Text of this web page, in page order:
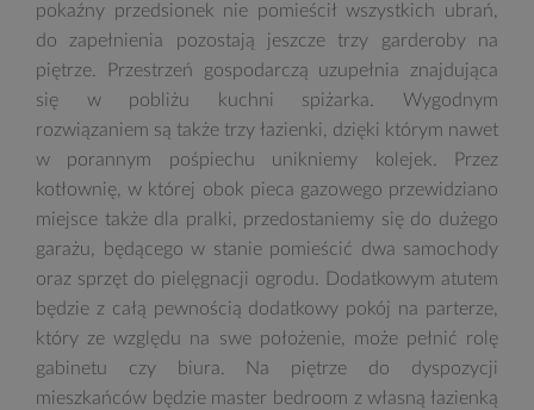
pokaźny przedsionek nie pomieścił wszystkich ubrań,
do zapełnienia pozostają jeszcze trzy garderoby na
piętrze. Przestrzeń gospodarczą uzupełnia znajdująca
się w pobliżu kuchni spiżarka. Wygodnym
rozwiązaniem są także trzy łazienki, dzięki którym nawet
w porannym pośpiechu unikniemy kolejek. Przez
kotłownię, w której obok pieca gazowego przewidziano
miejsce także dla pralki, przedostaniemy się do dużego
garażu, będącego w stanie pomieścić dwa samochody
oraz sprzęt do pielęgnacji ogrodu. Dodatkowym atutem
będzie z całą pewnością dodatkowy pokój na parterze,
który ze względu na swe położenie, może pełnić rolę
gabinetu czy biura. Na piętrze do dyspozycji
mieszkańców będzie master bedroom z własną łazienką